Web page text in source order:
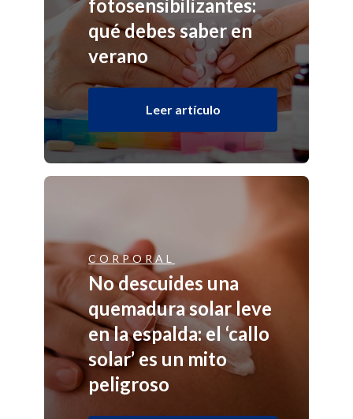
fotosensibilizantes:
qué debes saber en
verano
Leer artículo
CORPORAL
No descuides una
quemadura solar leve
en la espalda: el ‘callo
solar’ es un mito
peligroso